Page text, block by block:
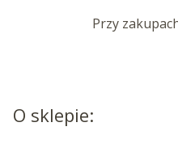
Przy
O sklepie: